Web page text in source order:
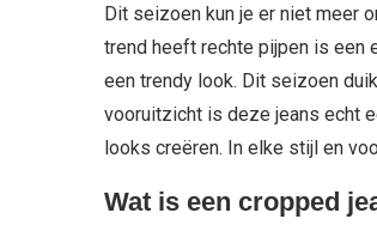
Dit seizoen kun je er niet meer
trend heeft rechte pijpen is een
een trendy look. Dit seizoen
vooruitzicht is deze jeans echt
looks creëren. In elke stijl en
Wat is een cropped